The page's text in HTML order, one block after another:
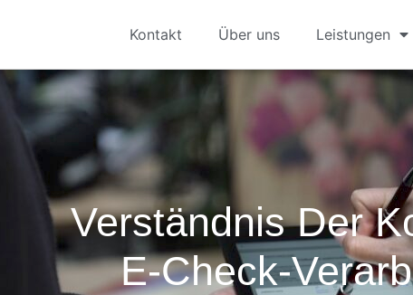
Kontakt Über uns Leistungen
Verständnis Der
E-Check-